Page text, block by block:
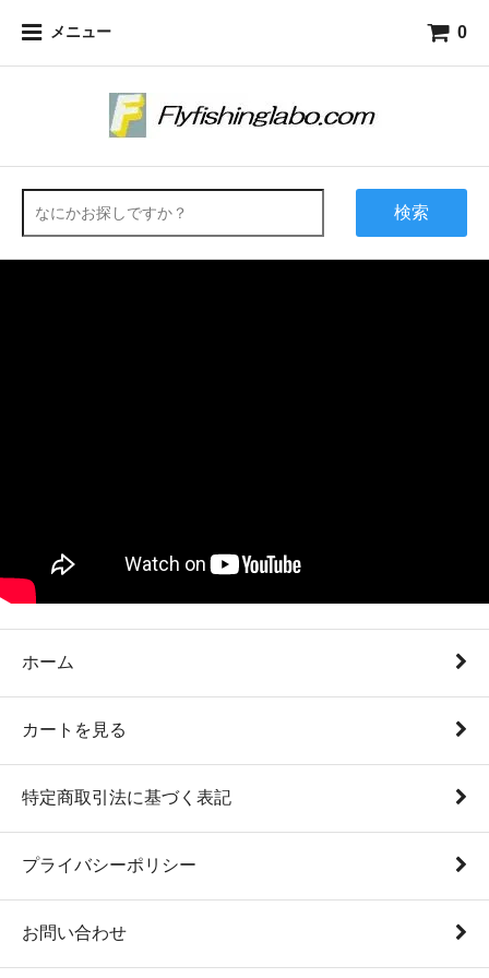
メニュー 0
検索
ホーム
カートを見る
特定商取引法に基づく表記
プライバシーポリシー
お問い合わせ